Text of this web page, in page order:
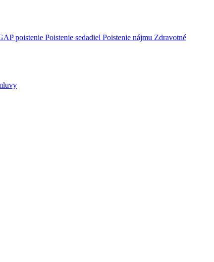
poistenie Poistenie sedadiel Poistenie nájmu Zdravotné